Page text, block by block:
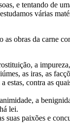
e tentando de
várias
obras da carne
a
as iras, as
estas, contra as
a
lei.
suas paixões e